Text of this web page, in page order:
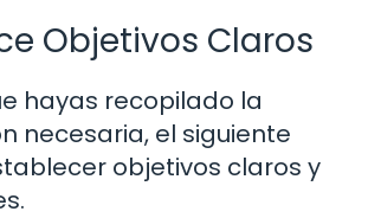
Objetivos Claros
hayas recopilado la
necesaria, el siguiente
objetivos claros y